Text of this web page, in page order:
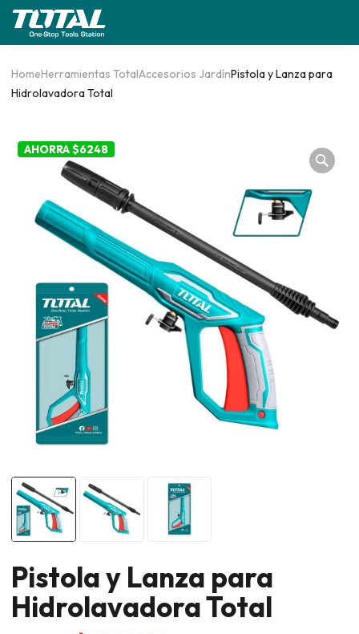
HomeHerramientas TotalAccesorios JardínPistola y Lanza para
Hidrolavadora Total
AHORRA $6248
Pistola y Lanza para
Hidrolavadora Total